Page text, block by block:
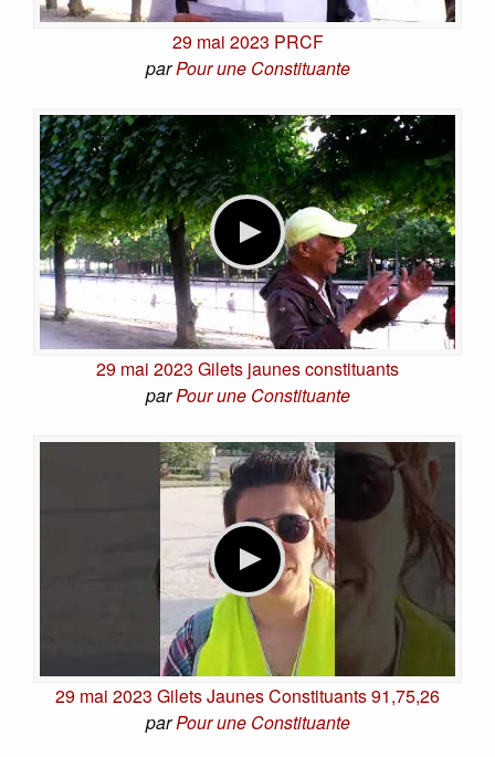
29 mai 2023 PRCF
parPour une Constituante
29 mai 2023 Gilets jaunes constituants
parPour une Constituante
29 mai 2023 Gilets Jaunes Constituants 91,75,26
parPour une Constituante